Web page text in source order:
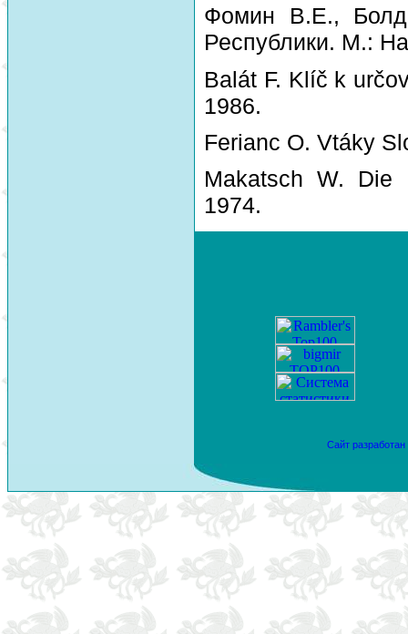
Фомин В.Е., Болд
Республики. М.:
Balát F. Klíč k
1986.
Ferianc O. Vtáky
Makatsch W. Die
1974.
Сайт